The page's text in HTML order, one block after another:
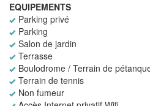
EQUIPEMENTS
Parking privé
Parking
Salon de jardin
Terrasse
Boulodrome / Terrain de
Terrain de tennis
Non fumeur